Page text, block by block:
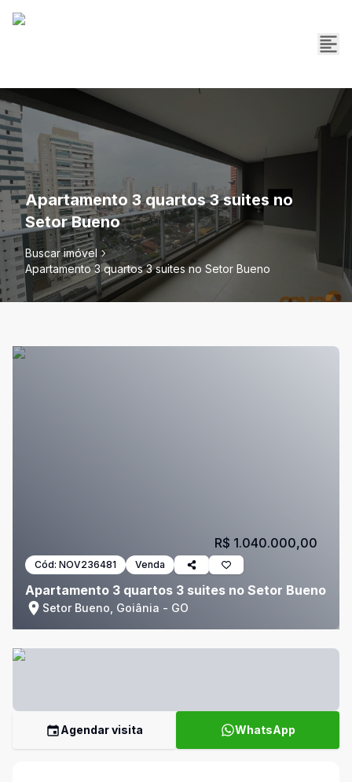
Apartamento 3 quartos 3 suites no
Setor Bueno
Buscar imóvel
Apartamento 3 quartos 3 suites no Setor Bueno
Cód: NOV236481 Venda
Apartamento 3 quartos 3 suites no Setor Bueno
Setor Bueno, Goiânia - GO
R$ 1.040.000,00
Agendar visita WhatsApp